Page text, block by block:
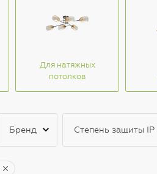
Для натяжных
потолков
Бренд Степень защиты IP